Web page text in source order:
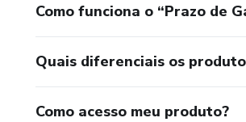
Como funciona o “Prazo de
Quais diferenciais os
Como acesso meu produto?